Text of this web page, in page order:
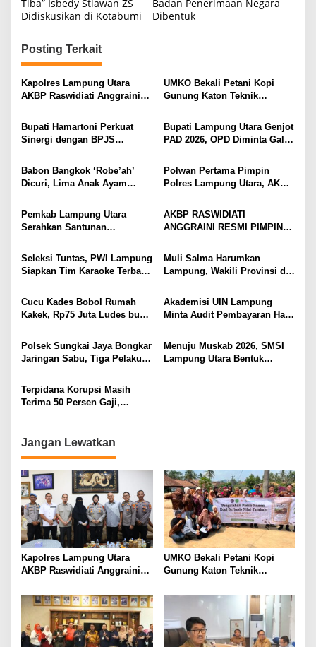
v
g
a
s
p
o
s
Tiba” Isbedy Stiawan ZS
Didiskusikan di Kotabumi
Badan Penerimaan Negara
Dibentuk
Posting Terkait
Kapolres Lampung Utara
AKBP Raswidiati Anggraini
Tokoh Masyarakat dan Adat
Perkuat Kamtibmas
UMKO Bekali Petani Kopi
Gunung Katon Teknik
Jual Hasil Panen Meningkat
Bupati Hamartoni Perkuat
Sinergi dengan BPJS
Kesehatan Makin Cepat dan
Mudah
Bupati Lampung Utara Genjot
PAD 2026, OPD Diminta Gali
hingga Optimalkan PBB-P2
Babon Bangkok ‘Robe’ah’
Dicuri, Lima Anak Ayam
Gang Jalaba Kotabumi Heboh
Polwan Pertama Pimpin
Polres Lampung Utara, AKBP
Pedang Pora
Pemkab Lampung Utara
Serahkan Santunan
Korban Kebakaran
AKBP RASWIDIATI
ANGGRAINI RESMI PIMPIN
BAWA KOMITMEN PERKUAT
KAMTIBMAS DAN
PELAYANAN PRESISI
Seleksi Tuntas, PWI Lampung
Siapkan Tim Karaoke Terbaik
Muli Salma Harumkan
Lampung, Wakili Provinsi di
“Kartografi Sunyi”
Cucu Kades Bobol Rumah
Kakek, Rp75 Juta Ludes buat
Ditembak Polisi
Akademisi UIN Lampung
Minta Audit Pembayaran Hak
Kepastian Hukum Tak Boleh
Berlarut
Polsek Sungkai Jaya Bongkar
Jaringan Sabu, Tiga Pelaku
Menuju Muskab 2026, SMSI
Lampung Utara Bentuk
Terpidana Korupsi Masih
Terima 50 Persen Gaji,
Jangan Lewatkan
Kapolres Lampung Utara
AKBP Raswidiati Anggraini
Tokoh Masyarakat dan Adat
Perkuat Kamtibmas
UMKO Bekali Petani Kopi
Gunung Katon Teknik
Jual Hasil Panen Meningkat